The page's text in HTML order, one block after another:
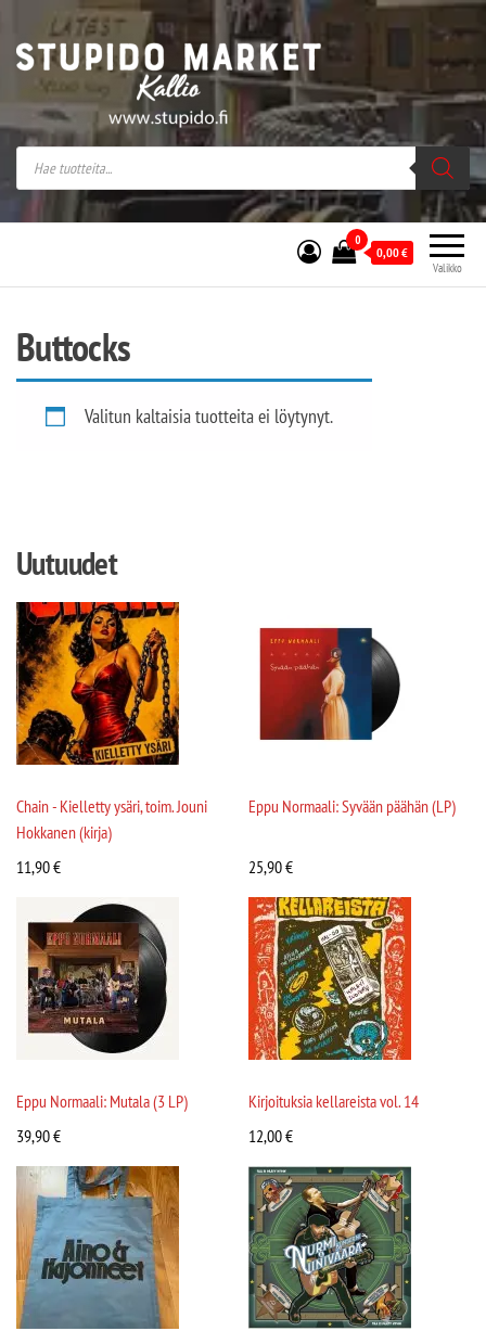
Stupido Market – verkossa ja kivijalassa
Stupido Market on vaihtoehtomusaan
erikoistunut verkko- sekä
kivijalkakauppa Helsingissä Kallion
sydämessä.
Valikko
0
0,00€
Buttocks
Valitun kaltaisia tuotteita ei löytynyt.
Uutuudet
Chain - Kielletty ysäri, toim. Jouni
Hokkanen (kirja)
11,90€
Eppu Normaali: Syvään päähän (LP)
25,90€
Eppu Normaali: Mutala (3 LP)
39,90€
Kirjoituksia kellareista vol. 14
12,00€